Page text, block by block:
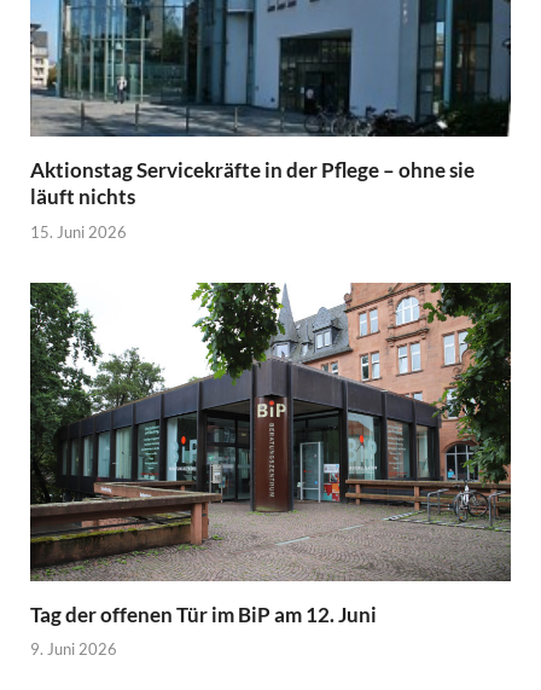
Aktionstag Servicekräfte in der Pflege – ohne sie
läuft nichts
15. Juni 2026
Tag der offenen Tür im BiP am 12. Juni
9. Juni 2026